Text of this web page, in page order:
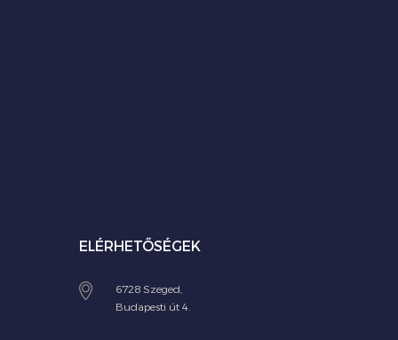
ELÉRHETŐSÉGEK
6728 Szeged,
Budapesti út 4.